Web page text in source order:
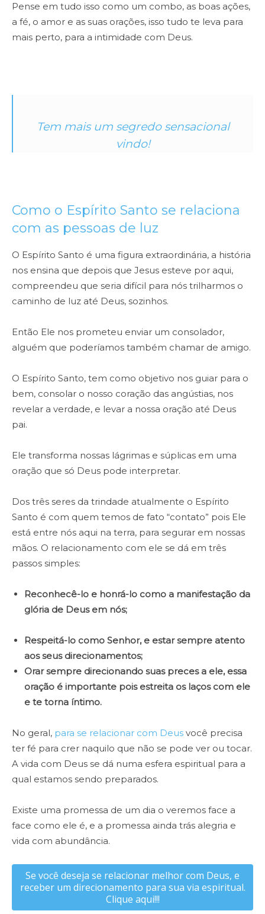
Pense em tudo isso como um combo, as boas ações,
a fé, o amor e as suas orações, isso tudo te leva para
mais perto, para a intimidade com Deus.
Tem mais um segredo sensacional
vindo!
Como o Espírito Santo se relaciona
com as pessoas de luz
O Espírito Santo é uma figura extraordinária, a história
nos ensina que depois que Jesus esteve por aqui,
compreendeu que seria difícil para nós trilharmos o
caminho de luz até Deus, sozinhos.
Então Ele nos prometeu enviar um consolador,
alguém que poderíamos também chamar de amigo.
O Espírito Santo, tem como objetivo nos guiar para o
bem, consolar o nosso coração das angústias, nos
revelar a verdade, e levar a nossa oração até Deus
pai.
Ele transforma nossas lágrimas e súplicas em uma
oração que só Deus pode interpretar.
Dos três seres da trindade atualmente o Espírito
Santo é com quem temos de fato “contato” pois Ele
está entre nós aqui na terra, para segurar em nossas
mãos. O relacionamento com ele se dá em três
passos simples:
Reconhecê-lo e honrá-lo como a manifestação da
glória de Deus em nós;
Respeitá-lo como Senhor, e estar sempre atento
aos seus direcionamentos;
Orar sempre direcionando suas preces a ele, essa
oração é importante pois estreita os laços com ele
e te torna íntimo.
No geral, para se relacionar com Deus você precisa
ter fé para crer naquilo que não se pode ver ou tocar.
A vida com Deus se dá numa esfera espiritual para a
qual estamos sendo preparados.
Existe uma promessa de um dia o veremos face a
face como ele é, e a promessa ainda trás alegria e
vida com abundância.
Se você deseja se relacionar melhor com Deus, e
receber um direcionamento para sua via espiritual.
Clique aqui!!!